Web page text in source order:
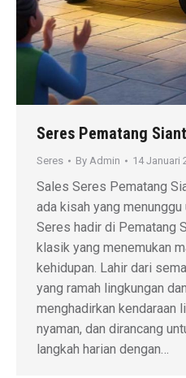
Seres Pematang
Seres By Admin 14 Januari
Sales Seres Pematang
ada kisah yang
Seres hadir di Pematang
klasik yang menemukan
kehidupan. Lahir dari
yang ramah lingkungan
menghadirkan kendaraan
nyaman, dan dirancang
langkah harian dengan…